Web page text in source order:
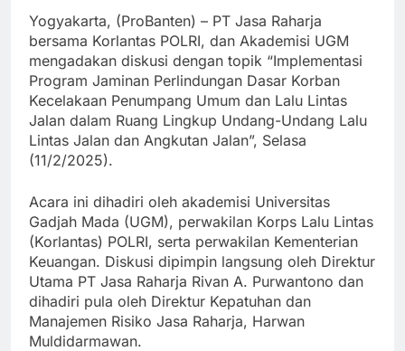
Yogyakarta, (ProBanten) – PT Jasa Raharja
bersama Korlantas POLRI, dan Akademisi UGM
mengadakan diskusi dengan topik “Implementasi
Program Jaminan Perlindungan Dasar Korban
Kecelakaan Penumpang Umum dan Lalu Lintas
Jalan dalam Ruang Lingkup Undang-Undang Lalu
Lintas Jalan dan Angkutan Jalan”, Selasa
(11/2/2025).
Acara ini dihadiri oleh akademisi Universitas
Gadjah Mada (UGM), perwakilan Korps Lalu Lintas
(Korlantas) POLRI, serta perwakilan Kementerian
Keuangan. Diskusi dipimpin langsung oleh Direktur
Utama PT Jasa Raharja Rivan A. Purwantono dan
dihadiri pula oleh Direktur Kepatuhan dan
Manajemen Risiko Jasa Raharja, Harwan
Muldidarmawan.